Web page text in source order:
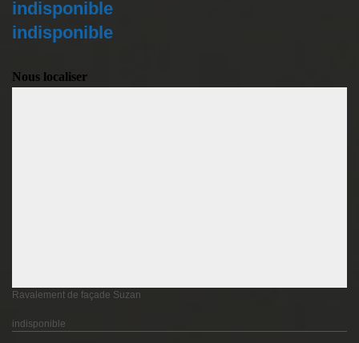
indisponible
indisponible
Nous localiser
Ravalement de façade Suzan
indisponible